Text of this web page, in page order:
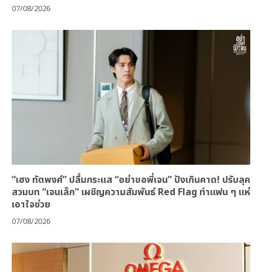
07/08/2026
“เฮง ทัตพงศ์” ปลื้มกระแส “อย่าขอพี่เจน” ปังเกินคาด! ปรับลุค
สวมบท “เจนเล็ก” เผชิญความสัมพันธ์ Red Flag ทำแฟน ๆ แห่
เอาใจช่วย
07/08/2026